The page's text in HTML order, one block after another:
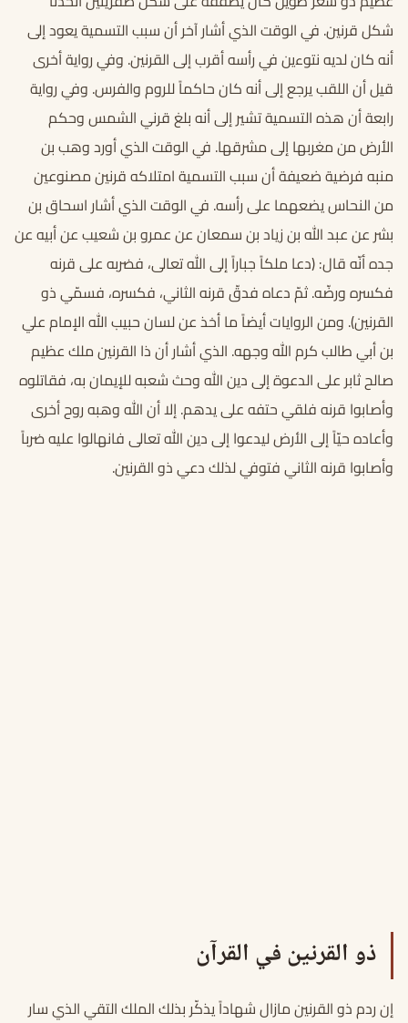
شكل قرنين. في الوقت الذي أشار آخر أن سبب التسمية يعود إلى
أنه كان لديه نتوءين في رأسه أقرب إلى القرنين. وفي رواية أخرى
قيل أن اللقب يرجع إلى أنه كان حاكماً للروم والفرس. وفي رواية
رابعة أن هذه التسمية تشير إلى أنه بلغ قرني الشمس وحكم
الأرض من مغربها إلى مشرقها. في الوقت الذي أورد وهب بن
منبه فرضية ضعيفة أن سبب التسمية امتلاكه قرنين مصنوعين
من النحاس يضعهما على رأسه. في الوقت الذي أشار اسحاق بن
بشر عن عبد الله بن زياد بن سمعان عن عمرو بن شعيب عن أبيه عن
جده أنّه قال: (دعا ملكاً جباراً إلى الله تعالى، فضربه على قرنه
فكسره ورضّه. ثمّ دعاه فدقّ قرنه الثاني، فكسره، فسمّي ذو
القرنين). ومن الروايات أيضاً ما أخذ عن لسان حبيب الله الإمام علي
بن أبي طالب كرم الله وجهه. الذي أشار أن ذا القرنين ملك عظيم
صالح ثابر على الدعوة إلى دين الله وحث شعبه للإيمان به، فقاتلوه
وأصابوا قرنه فلقي حتفه على يدهم. إلا أن الله وهبه روح أخرى
وأعاده حيّاً إلى الأرض ليدعوا إلى دين الله تعالى فانهالوا عليه ضرباً
وأصابوا قرنه الثاني فتوفي لذلك دعي ذو القرنين.
ذو القرنين في القرآن
إن ردم ذو القرنين مازال شهاداً يذكّر بذلك الملك التقي الذي سار